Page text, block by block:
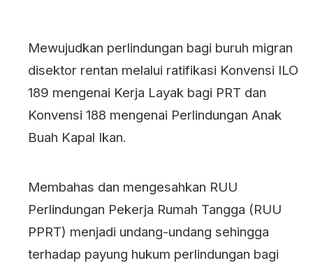
Mewujudkan perlindungan bagi buruh migran
disektor rentan melalui ratifikasi Konvensi ILO
189 mengenai Kerja Layak bagi PRT dan
Konvensi 188 mengenai Perlindungan Anak
Buah Kapal Ikan.
Membahas dan mengesahkan RUU
Perlindungan Pekerja Rumah Tangga (RUU
PPRT) menjadi undang-undang sehingga
terhadap payung hukum perlindungan bagi